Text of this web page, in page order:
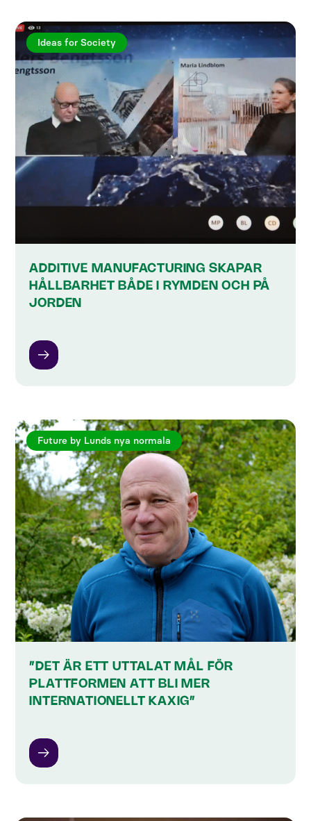
Ideas for Society
ADDITIVE MANUFACTURING SKAPAR
HÅLLBARHET BÅDE I RYMDEN OCH PÅ
JORDEN
Future by Lunds nya normala
”DET ÄR ETT UTTALAT MÅL FÖR
PLATTFORMEN ATT BLI MER
INTERNATIONELLT KAXIG”